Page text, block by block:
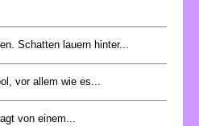
Schatten lauern hinter...
vor allem wie es...
von einem...